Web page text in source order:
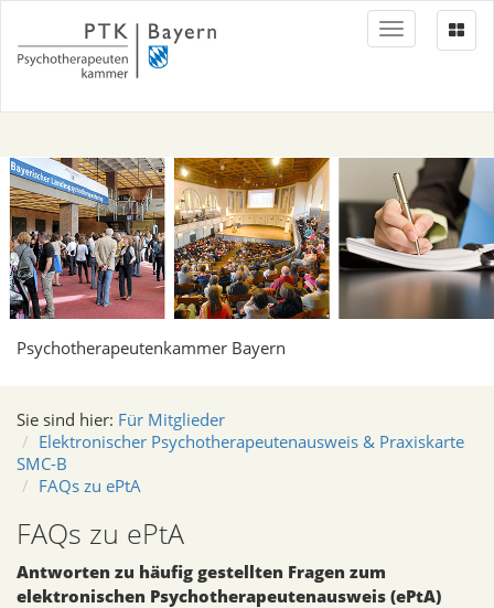
Toggle
navigation
Psychotherapeutenkammer Bayern
Sie sind hier: Für Mitglieder
Elektronischer Psychotherapeutenausweis & Praxiskarte
SMC-B
FAQs zu ePtA
FAQs zu ePtA
Antworten zu häufig gestellten Fragen zum
elektronischen Psychotherapeutenausweis (ePtA)